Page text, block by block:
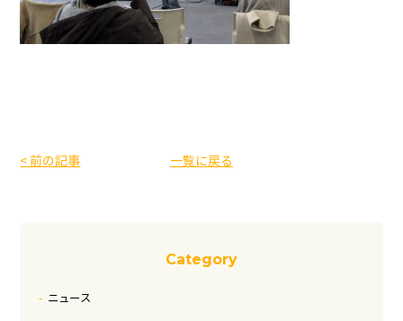
< 前の記事 一覧に戻る
Category
ニュース